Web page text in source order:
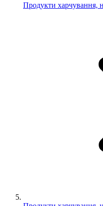
Продукти харчування,